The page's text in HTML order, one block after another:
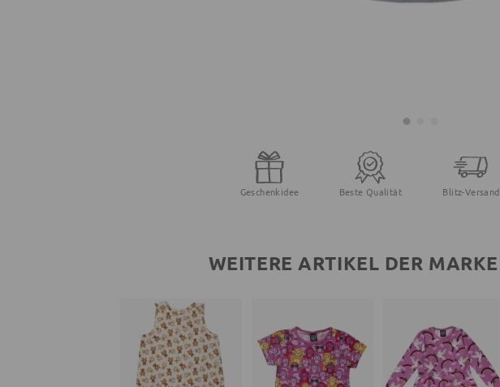
Geschenkidee Beste Qualität Blitz-Versand
WEITERE ARTIKEL DER MARKE